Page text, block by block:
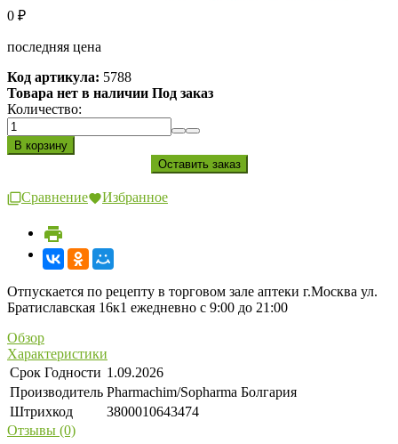
0 ₽
последняя цена
Код артикула: 5788
Товара нет в наличии Под заказ
Количество:
Сравнение Избранное
Отпускается по рецепту в торговом зале аптеки г.Москва ул.
Братиславская 16к1 ежедневно с 9:00 до 21:00
Обзор
Характеристики
Срок Годности 1.09.2026
Производитель Pharmachim/Sopharma Болгария
Штрихкод
3800010643474
Отзывы (0)